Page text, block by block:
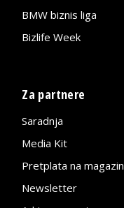
BMW biznis liga
Bizlife Week
Za partnere
Saradnja
Media Kit
Pretplata na magazin
Newsletter